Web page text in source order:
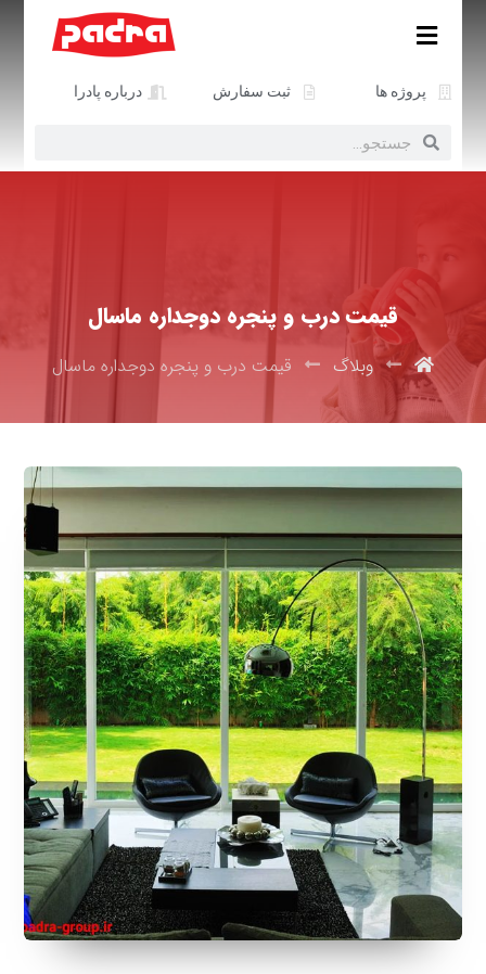
پروژه ها ثبت سفارش درباره پادرا
قیمت درب و پنجره دوجداره ماسال
وبلاگ قیمت درب و پنجره دوجداره ماسال